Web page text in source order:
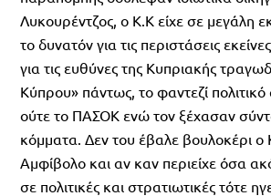
Λυκουρέντζος, ο Κ.Κ είχε σε μεγάλη
το δυνατόν για τις περιστάσεις
για τις ευθύνες της Κυπριακής
Κύπρου» πάντως, το φαντεζί πολιτικό
ούτε το ΠΑΣΟΚ ενώ τον ξέχασαν
κόμματα. Δεν του έβαλε βουλοκέρι ο
Αμφίβολο και αν καν περιείχε όσα
σε πολιτικές και στρατιωτικές τότε